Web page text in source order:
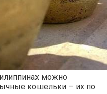
можно
кошельки – их по